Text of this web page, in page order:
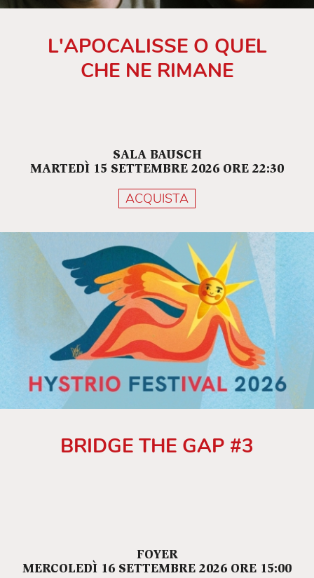
L'APOCALISSE O QUEL
CHE NE RIMANE
SALA BAUSCH
MARTEDÌ 15 SETTEMBRE 2026 ORE 22:30
ACQUISTA
BRIDGE THE GAP #3
FOYER
MERCOLEDÌ 16 SETTEMBRE 2026 ORE 15:00